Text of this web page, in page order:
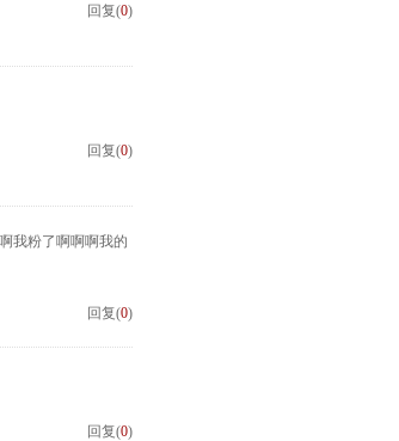
回复(0)
回复(0)
我粉了啊啊啊我的
回复(0)
回复(0)